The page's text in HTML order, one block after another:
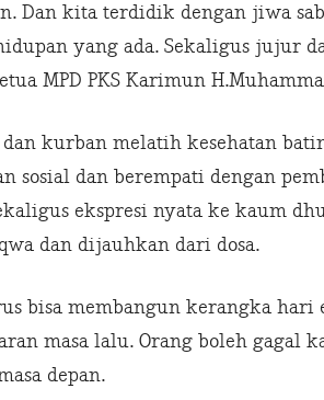
Dan kita terdidik dengan jiwa
yang ada. Sekaligus jujur
MPD PKS Karimun
kurban melatih kesehatan
sosial dan berempati dengan
ekspresi nyata ke kaum
dan dijauhkan dari dosa.
bisa membangun kerangka hari
masa lalu. Orang boleh gagal
depan.